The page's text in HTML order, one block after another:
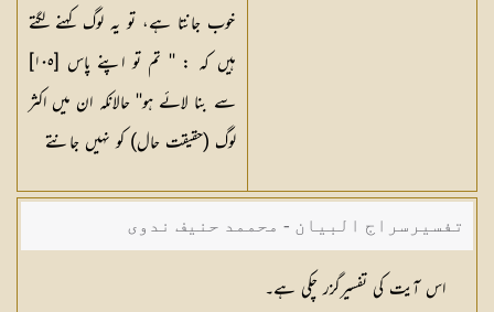
خوب جانتا ہے، تو یہ لوگ کہنے لگتے
ہیں کہ : '' تم تو اپنے پاس [١٠٥]
سے بنا لائے ہو'' حالانکہ ان میں اکثر
لوگ (حقیقت حال) کو نہیں جانتے
تفسیرسراج البیان - محممد حنیف ندوی
اس آیت کی تفسیرگزر چکی ہے۔